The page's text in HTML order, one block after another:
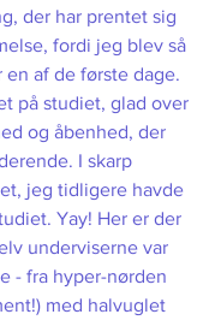
der har prentet sig
fordi jeg blev så
af de første dage.
på studiet, glad over
og åbenhed, der
I skarp
jeg tidligere havde
Yay! Her er der
underviserne var
- fra hyper-nørden
med halvuglet